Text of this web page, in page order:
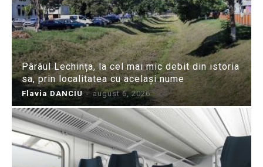
Pârâul Lechința, la cel mai mic debit din istoria
sa, prin localitatea cu același nume
Flavia DANCIU - august 6, 2026